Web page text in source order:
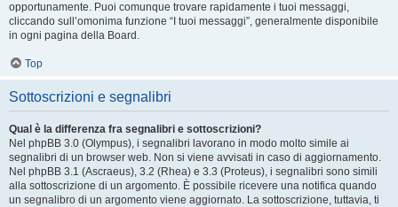
opportunamente. Puoi comunque trovare rapidamente i tuoi messaggi,
cliccando sull’omonima funzione “I tuoi messaggi”, generalmente disponibile
in ogni pagina della Board.
Top
Sottoscrizioni e segnalibri
Qual è la differenza fra segnalibri e sottoscrizioni?
Nel phpBB 3.0 (Olympus), i segnalibri lavorano in modo molto simile ai
segnalibri di un browser web. Non si viene avvisati in caso di aggiornamento.
Nel phpBB 3.1 (Ascraeus), 3.2 (Rhea) e 3.3 (Proteus), i segnalibri sono simili
alla sottoscrizione di un argomento. È possibile ricevere una notifica quando
un segnalibro di un argomento viene aggiornato. La sottoscrizione, tuttavia, ti